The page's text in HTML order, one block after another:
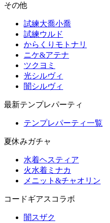
その他
試練大喬小喬
試練ウルド
からくりモトナリ
ニケ&アテナ
ツクヨミ
光シルヴィ
闇シルヴィ
最新テンプレパーティ
テンプレパーティ一覧
夏休みガチャ
水着ヘスティア
火水着ミナカ
メニット&チャオリン
コードギアスコラボ
闇スザク